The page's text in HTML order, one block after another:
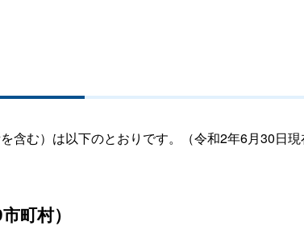
含む）は以下のとおりです。（令和2年6月30日現
町村）